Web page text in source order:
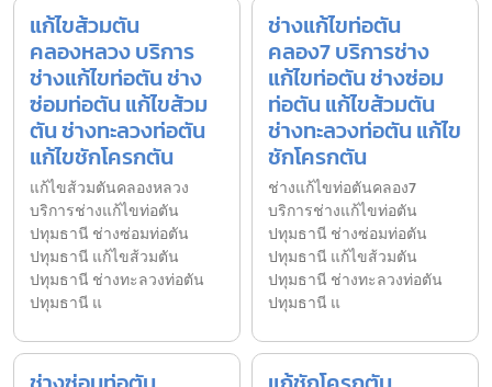
แก้ไขส้วมตัน
คลองหลวง บริการ
ช่างแก้ไขท่อตัน ช่าง
ซ่อมท่อตัน แก้ไขส้วม
ตัน ช่างทะลวงท่อตัน
แก้ไขชักโครกตัน
แก้ไขส้วมตันคลองหลวง
บริการช่างแก้ไขท่อตัน
ปทุมธานี ช่างซ่อมท่อตัน
ปทุมธานี แก้ไขส้วมตัน
ปทุมธานี ช่างทะลวงท่อตัน
ปทุมธานี แ
ช่างแก้ไขท่อตัน
คลอง7 บริการช่าง
แก้ไขท่อตัน ช่างซ่อม
ท่อตัน แก้ไขส้วมตัน
ช่างทะลวงท่อตัน แก้ไข
ชักโครกตัน
ช่างแก้ไขท่อตันคลอง7
บริการช่างแก้ไขท่อตัน
ปทุมธานี ช่างซ่อมท่อตัน
ปทุมธานี แก้ไขส้วมตัน
ปทุมธานี ช่างทะลวงท่อตัน
ปทุมธานี แ